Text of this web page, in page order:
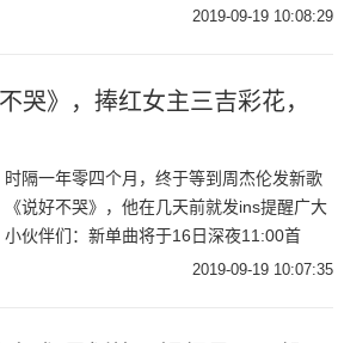
营办法》对盐业进行规范与调整。基于这二
2019-09-19 10:08:29
哭》，捧红女主三吉彩花，
时隔一年零四个月，终于等到周杰伦发新歌
《说好不哭》，他在几天前就发ins提醒广大
小伙伴们：新单曲将于16日深夜11:00首
播，还配文称：“如果没赶上直播，你会
2019-09-19 10:07:35